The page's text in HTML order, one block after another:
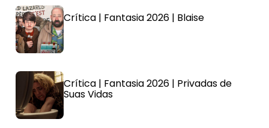
Crítica | Fantasia 2026 | Blaise
Crítica | Fantasia 2026 | Privadas de
Suas Vidas